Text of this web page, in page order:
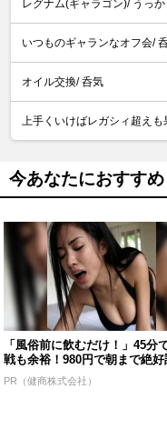
レグナム(ギャラゴン)/ うっ
いつものギャランなオフ会/
オイル交換/ 呑気
上手くいけばレガシィ超え
今あなたにおすすめ
「風俗前に飲むだけ！」45分
戦も余裕！980円で朝まで絶好
PR（健商株式会社）